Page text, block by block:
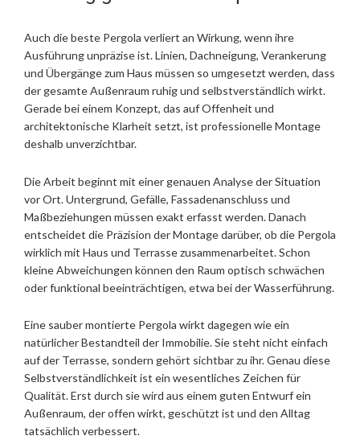
Auch die beste Pergola verliert an Wirkung, wenn ihre
Ausführung unpräzise ist. Linien, Dachneigung, Verankerung
und Übergänge zum Haus müssen so umgesetzt werden, dass
der gesamte Außenraum ruhig und selbstverständlich wirkt.
Gerade bei einem Konzept, das auf Offenheit und
architektonische Klarheit setzt, ist professionelle Montage
deshalb unverzichtbar.
Die Arbeit beginnt mit einer genauen Analyse der Situation
vor Ort. Untergrund, Gefälle, Fassadenanschluss und
Maßbeziehungen müssen exakt erfasst werden. Danach
entscheidet die Präzision der Montage darüber, ob die Pergola
wirklich mit Haus und Terrasse zusammenarbeitet. Schon
kleine Abweichungen können den Raum optisch schwächen
oder funktional beeinträchtigen, etwa bei der Wasserführung.
Eine sauber montierte Pergola wirkt dagegen wie ein
natürlicher Bestandteil der Immobilie. Sie steht nicht einfach
auf der Terrasse, sondern gehört sichtbar zu ihr. Genau diese
Selbstverständlichkeit ist ein wesentliches Zeichen für
Qualität. Erst durch sie wird aus einem guten Entwurf ein
Außenraum, der offen wirkt, geschützt ist und den Alltag
tatsächlich verbessert.